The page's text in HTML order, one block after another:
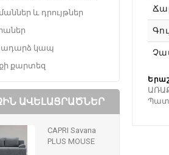
և դրույթներ
կապ
քարտեզ
ԱՎԵԼԱՑՐԱԾՆԵՐ
CAPRI Savana
PLUS MOUSE